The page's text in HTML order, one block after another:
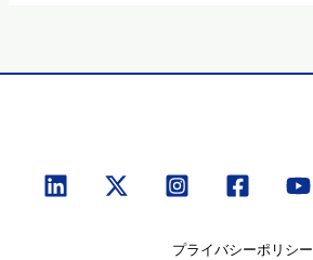
プライバシーポリシー